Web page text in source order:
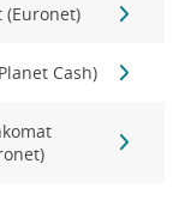
(Euronet)
Cash)